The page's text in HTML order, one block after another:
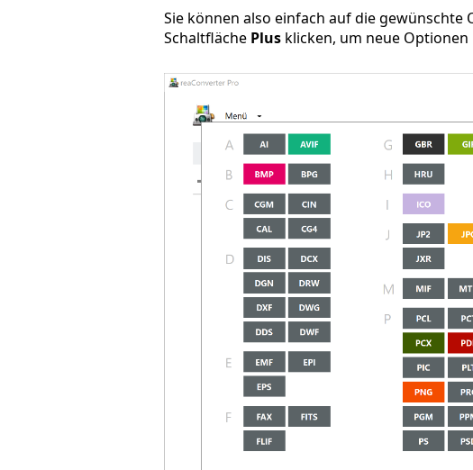
Sie können also einfach auf die
Schaltfläche Plusklicken, um neue Optionen